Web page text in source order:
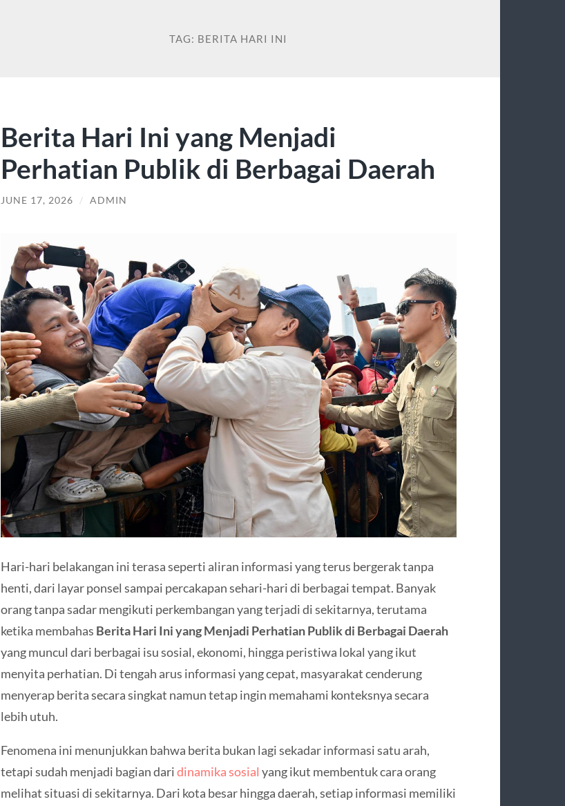
TAG: BERITA HARI INI
Berita Hari Ini yang Menjadi
Perhatian Publik di Berbagai Daerah
JUNE 17, 2026 / ADMIN
Hari-hari belakangan ini terasa seperti aliran informasi yang terus bergerak tanpa
henti, dari layar ponsel sampai percakapan sehari-hari di berbagai tempat. Banyak
orang tanpa sadar mengikuti perkembangan yang terjadi di sekitarnya, terutama
ketika membahas Berita Hari Ini yang Menjadi Perhatian Publik di Berbagai Daerah
yang muncul dari berbagai isu sosial, ekonomi, hingga peristiwa lokal yang ikut
menyita perhatian. Di tengah arus informasi yang cepat, masyarakat cenderung
menyerap berita secara singkat namun tetap ingin memahami konteksnya secara
lebih utuh.
Fenomena ini menunjukkan bahwa berita bukan lagi sekadar informasi satu arah,
tetapi sudah menjadi bagian daridinamika sosial yang ikut membentuk cara orang
melihat situasi di sekitarnya. Dari kota besar hingga daerah, setiap informasi memiliki